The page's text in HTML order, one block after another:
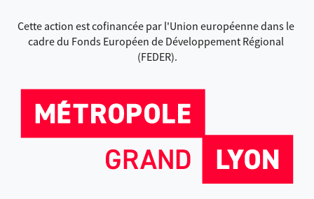
Cette action est cofinancée par l'Union européenne dans le
cadre du Fonds Européen de Développement Régional
(FEDER).